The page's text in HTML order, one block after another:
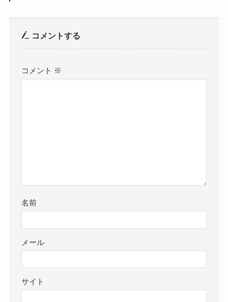
コメントする
コメント ※
名前
メール
サイト